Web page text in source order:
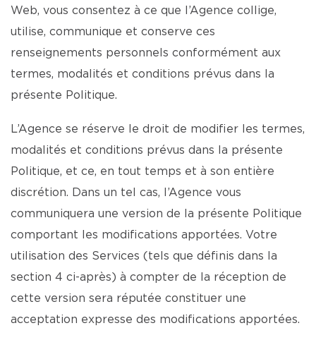
Web, vous consentez à ce que l’Agence collige,
utilise, communique et conserve ces
renseignements personnels conformément aux
termes, modalités et conditions prévus dans la
présente Politique.
L’Agence se réserve le droit de modifier les termes,
modalités et conditions prévus dans la présente
Politique, et ce, en tout temps et à son entière
discrétion. Dans un tel cas, l’Agence vous
communiquera une version de la présente Politique
comportant les modifications apportées. Votre
utilisation des Services (tels que définis dans la
section 4 ci-après) à compter de la réception de
cette version sera réputée constituer une
acceptation expresse des modifications apportées.